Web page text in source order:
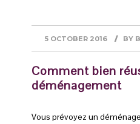
5 OCTOBER 2016 BY
Comment bien
déménagement
Vous prévoyez un